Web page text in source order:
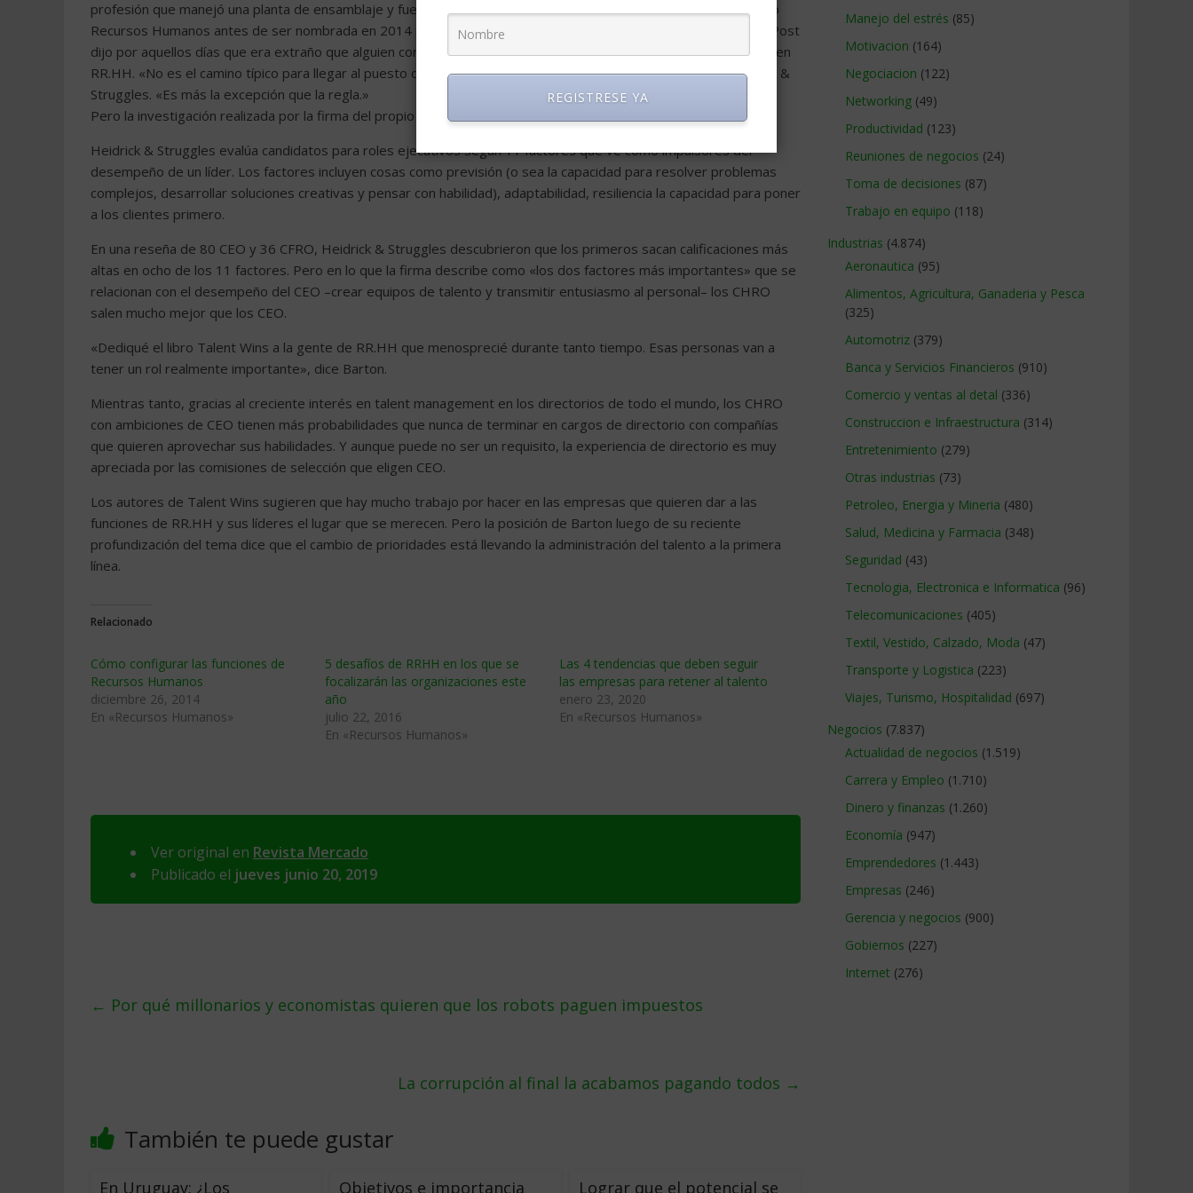
profesión que manejó una planta de ensamblaje y fue jefa de productos de GM, Barra pasó dos años manejando
Recursos Humanos antes de ser nombrada en 2014 para el puesto número uno de la compañía. El Washington Post
dijo por aquellos días que era extraño que alguien considerada material para CEO le hubieran asignado un cargo en
RR.HH. «No es el camino típico para llegar al puesto de CEO» dijo al diario John Wood vicepresidente en Heidrick &
Struggles. «Es más la excepción que la regla.»
Pero la investigación realizada por la firma del propio Wood sugiere que esto podría cambiar.
Heidrick & Struggles evalúa candidatos para roles ejecutivos según 11 factores que ve como impulsores del
desempeño de un líder. Los factores incluyen cosas como previsión (o sea la capacidad para resolver problemas
complejos, desarrollar soluciones creativas y pensar con habilidad), adaptabilidad, resiliencia la capacidad para poner
a los clientes primero.
En una reseña de 80 CEO y 36 CFRO, Heidrick & Struggles descubrieron que los primeros sacan calificaciones más
altas en ocho de los 11 factores. Pero en lo que la firma describe como «los dos factores más importantes» que se
relacionan con el desempeño del CEO –crear equipos de talento y transmitir entusiasmo al personal– los CHRO
salen mucho mejor que los CEO.
«Dediqué el libro Talent Wins a la gente de RR.HH que menosprecié durante tanto tiempo. Esas personas van a
tener un rol realmente importante», dice Barton.
Mientras tanto, gracias al creciente interés en talent management en los directorios de todo el mundo, los CHRO
con ambiciones de CEO tienen más probabilidades que nunca de terminar en cargos de directorio con compañías
que quieren aprovechar sus habilidades. Y aunque puede no ser un requisito, la experiencia de directorio es muy
apreciada por las comisiones de selección que eligen CEO.
Los autores de Talent Wins sugieren que hay mucho trabajo por hacer en las empresas que quieren dar a las
funciones de RR.HH y sus líderes el lugar que se merecen. Pero la posición de Barton luego de su reciente
profundización del tema dice que el cambio de prioridades está llevando la administración del talento a la primera
línea.
Relacionado
Cómo configurar las funciones de
Recursos Humanos
diciembre 26, 2014
En «Recursos Humanos»
5 desafíos de RRHH en los que se
focalizarán las organizaciones este
año
julio 22, 2016
En «Recursos Humanos»
Las 4 tendencias que deben seguir
las empresas para retener al talento
enero 23, 2020
En «Recursos Humanos»
Ver original en Revista Mercado
Publicado el jueves junio 20, 2019
← Por qué millonarios y economistas quieren que los robots paguen impuestos
La corrupción al final la acabamos pagando todos →
También te puede gustar
En Uruguay: ¿Los Objetivos e importancia Lograr que el potencial se
Manejo del estrés (85)
Motivacion (164)
Negociacion (122)
Networking (49)
Productividad (123)
Reuniones de negocios (24)
Toma de decisiones (87)
Trabajo en equipo (118)
Industrias (4.874)
Aeronautica (95)
Alimentos, Agricultura, Ganaderia y Pesca
(325)
Automotriz (379)
Banca y Servicios Financieros (910)
Comercio y ventas al detal (336)
Construccion e Infraestructura (314)
Entretenimiento (279)
Otras industrias (73)
Petroleo, Energia y Mineria (480)
Salud, Medicina y Farmacia (348)
Seguridad (43)
Tecnologia, Electronica e Informatica (96)
Telecomunicaciones (405)
Textil, Vestido, Calzado, Moda (47)
Transporte y Logistica (223)
Viajes, Turismo, Hospitalidad (697)
Negocios (7.837)
Actualidad de negocios (1.519)
Carrera y Empleo (1.710)
Dinero y finanzas (1.260)
Economía (947)
Emprendedores (1.443)
Empresas (246)
Gerencia y negocios (900)
Gobiernos (227)
Internet (276)
REGISTRESE YA